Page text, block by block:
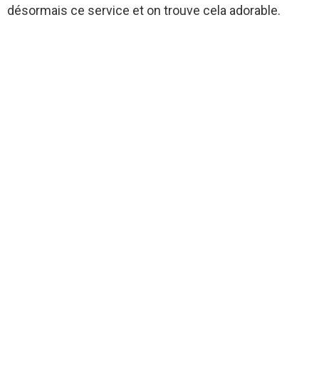
désormais ce service et on trouve cela adorable.